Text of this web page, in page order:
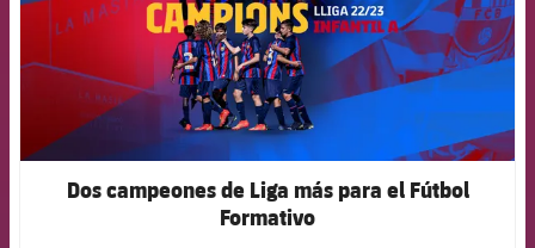
Dos campeones de Liga más para el Fútbol
Formativo